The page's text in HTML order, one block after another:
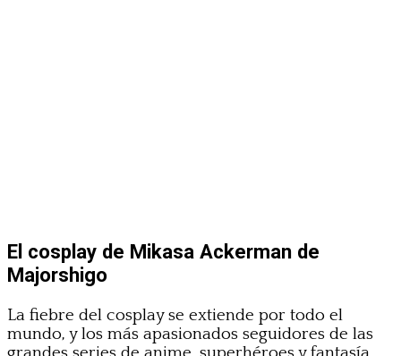
El cosplay de Mikasa Ackerman de
Majorshigo
La fiebre del cosplay se extiende por todo el
mundo, y los más apasionados seguidores de las